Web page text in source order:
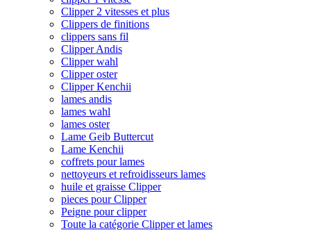
Clipper 2 vitesses et plus
Clippers de finitions
clippers sans fil
Clipper Andis
Clipper wahl
Clipper oster
Clipper Kenchii
lames andis
lames wahl
lames oster
Lame Geib Buttercut
Lame Kenchii
coffrets pour lames
nettoyeurs et refroidisseurs lames
huile et graisse Clipper
pieces pour Clipper
Peigne pour clipper
Toute la catégorie Clipper et lames